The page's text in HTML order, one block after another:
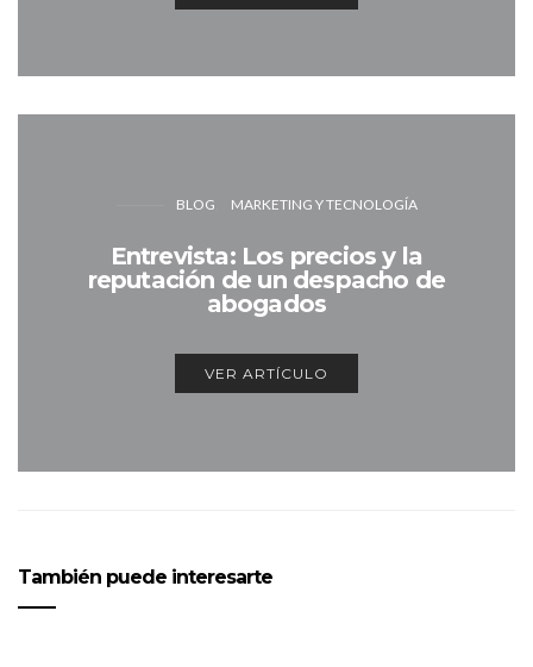
BLOG MARKETING Y TECNOLOGÍA
Entrevista: Los precios y la
reputación de un despacho de
abogados
VER ARTÍCULO
También puede interesarte